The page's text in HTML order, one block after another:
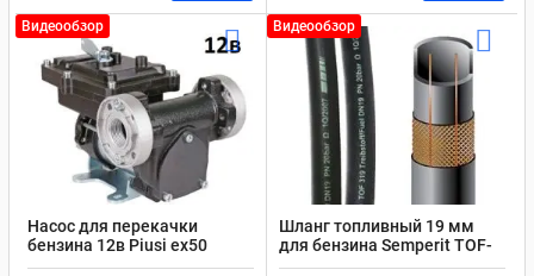
Видеообзор
Насос для перекачки
бензина 12в Piusi ex50
F00371000
Видеообзор
Шланг топливный 19 мм
для бензина Semperit TOF-
319